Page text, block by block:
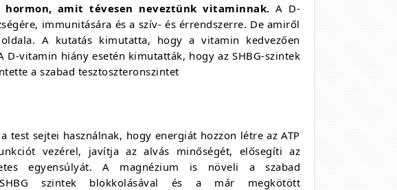
amit tévesen neveztünk vitaminnak.A D-
immunitására és a szív- és érrendszerre. De amiről
A kutatás kimutatta, hogy a vitamin kedvezően
vitamin hiány esetén kimutatták, hogy az SHBG-szintek
a szabad tesztoszteronszintet
test sejtei használnak, hogy energiát hozzon létre az ATP
vezérel, javítja az alvás minőségét, elősegíti az
egyensúlyát. A magnézium is növeli a szabad
SHBG szintek blokkolásával és a már megkötött